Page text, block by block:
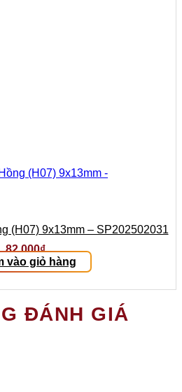
(H07) 9x13mm – SP202502031
82.000₫
vào giỏ hàng
ĐÁNH GIÁ